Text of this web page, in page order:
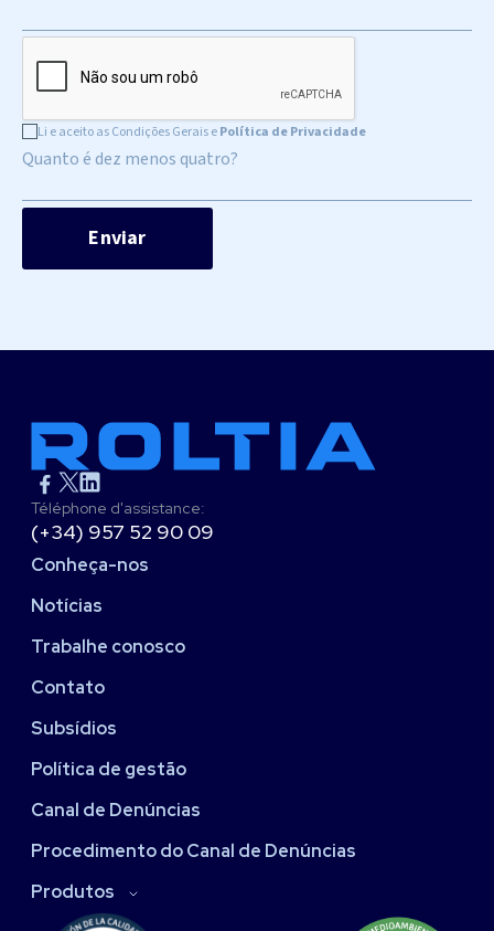
Li e aceito as Condições Gerais ePolítica de Privacidade
Quanto é dez menos quatro?
Téléphone d'assistance:
(+34) 957 52 90 09
Conheça-nos
Notícias
Trabalhe conosco
Contato
Subsídios
Política de gestão
Canal de Denúncias
Procedimento do Canal de Denúncias
Produtos